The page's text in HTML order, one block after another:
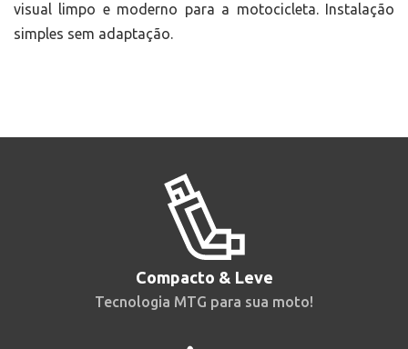
visual limpo e moderno para a motocicleta. Instalação
simples sem adaptação.
Compacto & Leve
Tecnologia MTG para sua moto!